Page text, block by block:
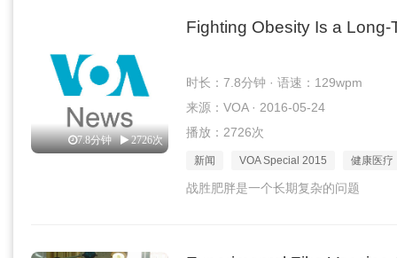
7.8分钟 2726次
Fighting Obesity Is a
时长：7.8分钟 · 语速：129wpm
来源：VOA · 2016-05-24
播放：2726次
新闻 VOA Special 2015 健康医疗
战胜肥胖是一个长期复杂的问题